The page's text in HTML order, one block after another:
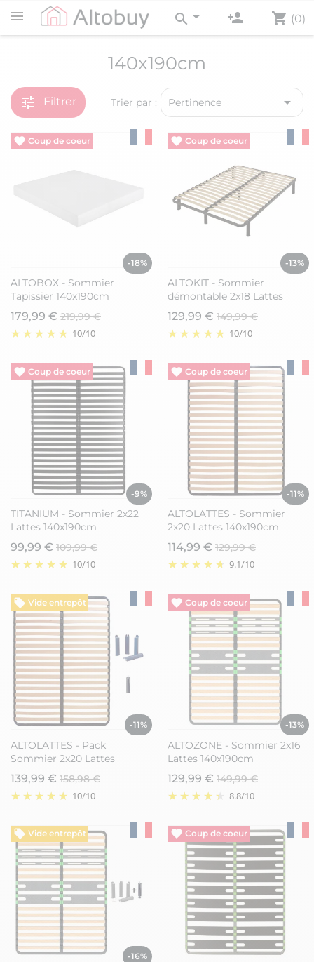
shopping_cart (0)
person_add
search
140x190cm
tune Filtrer Trier par : Pertinence 
Vide entrepôt
-18%
ALTOBOX - Sommier
Tapissier 140x190cm
179,99 € 219,99 €
10/10
Vide entrepôt
-13%
ALTOKIT - Sommier
démontable 2x18 Lattes
140x190cm
129,99 € 149,99 €
10/10
Vide entrepôt
-9%
TITANIUM - Sommier 2x22
Lattes 140x190cm
99,99 € 109,99 €
10/10
Vide entrepôt
-11%
ALTOLATTES - Sommier
2x20 Lattes 140x190cm
114,99 € 129,99 €
9.1/10
Vide entrepôt
-11%
ALTOLATTES - Pack
Sommier 2x20 Lattes
140x190cm + Pieds bleus +
Pied central
139,99 € 158,98 €
10/10
Vide entrepôt
-13%
ALTOZONE - Sommier 2x16
Lattes 140x190cm
129,99 € 149,99 €
8.8/10
Vide entrepôt
-16%
Vide entrepôt